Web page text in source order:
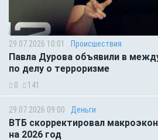
29.07.2026 10:01 Происшествия
Павла Дурова объявили в
по делу о терроризме
0 141
29.07.2026 09:00 Деньги
ВТБ скорректировал
на 2026 год